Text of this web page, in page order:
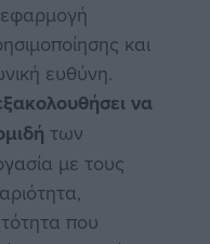
και
ευθύνη.
να
των
με τους
που